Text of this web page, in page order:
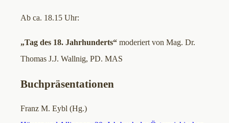
Ab ca. 18.15 Uhr:
„Tag des 18. Jahrhunderts“ moderiert von Mag. Dr.
Thomas J.J. Wallnig, PD. MAS
Buchpräsentationen
Franz M. Eybl (Hg.)